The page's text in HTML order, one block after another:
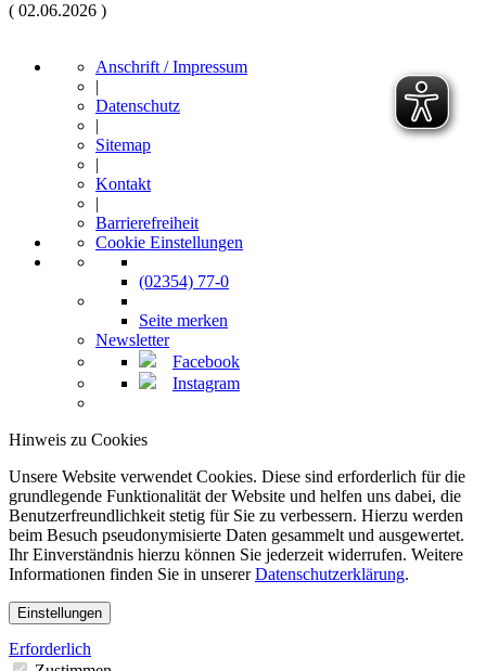
( 02.06.2026 )
Anschrift / Impressum
|
Datenschutz
|
Sitemap
|
Kontakt
|
Barrierefreiheit
Cookie Einstellungen
(02354) 77-0
Seite merken
Newsletter
Facebook
Instagram
Hinweis zu Cookies
Unsere Website verwendet Cookies. Diese sind erforderlich für die
grundlegende Funktionalität der Website und helfen uns dabei, die
Benutzerfreundlichkeit stetig für Sie zu verbessern. Hierzu werden
beim Besuch pseudonymisierte Daten gesammelt und ausgewertet.
Ihr Einverständnis hierzu können Sie jederzeit widerrufen. Weitere
Informationen finden Sie in unsererDatenschutzerklärung.
Einstellungen
Erforderlich